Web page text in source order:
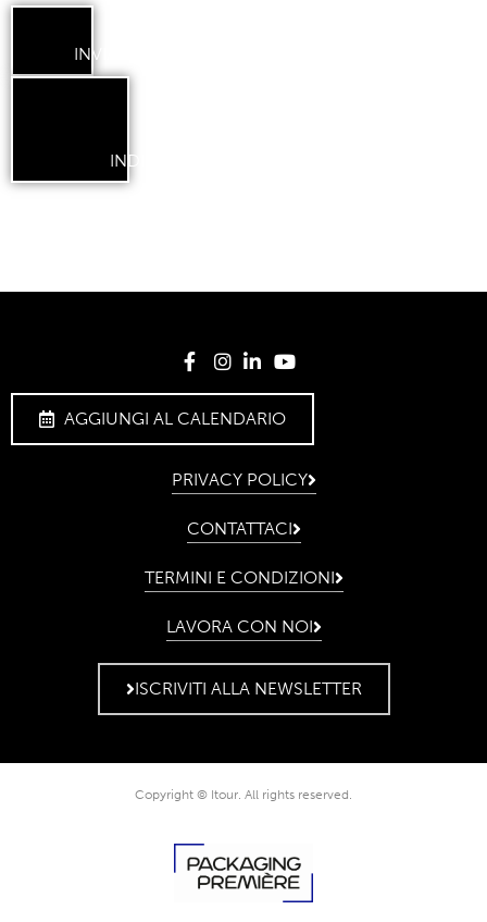
INVIA
INDIETRO
AGGIUNGI AL CALENDARIO
PRIVACY POLICY
CONTATTACI
TERMINI E CONDIZIONI
LAVORA CON NOI
ISCRIVITI ALLA NEWSLETTER
Copyright © Itour. All rights reserved.